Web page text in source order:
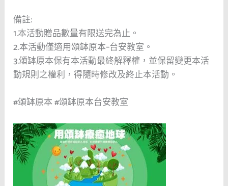
備註:
1.本活動贈品數量有限送完為止。
2.本活動僅適用頌缽原本–台安教室。
3.頌缽原本保有本活動最終解釋權，並保留變更本活
動規則之權利，得隨時修改及終止本活動。
#頌缽原本 #頌缽原本台安教室